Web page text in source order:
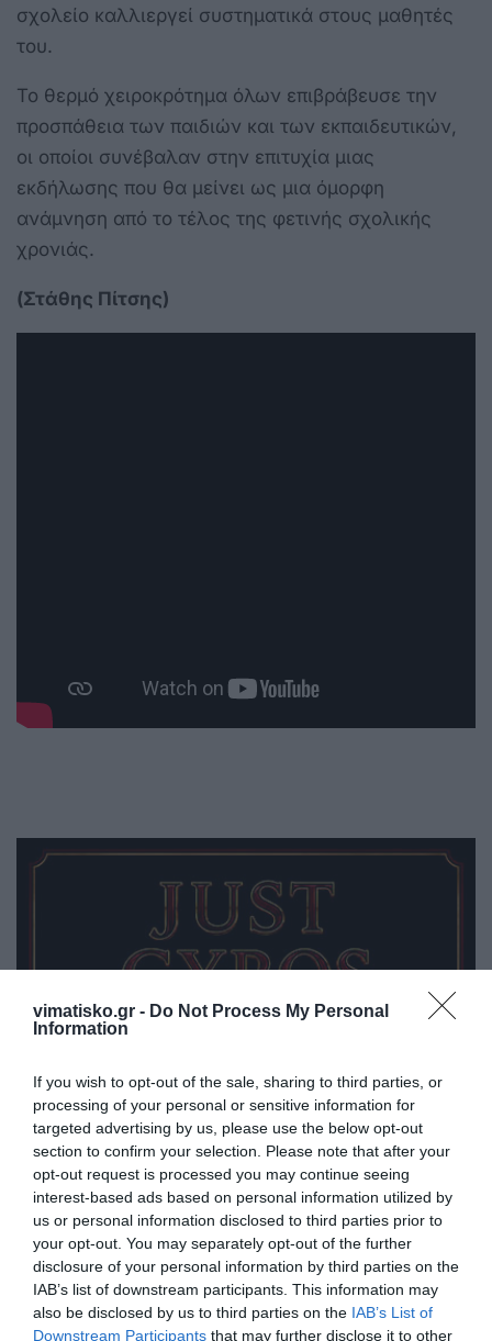
vimatisko.gr - Do Not Process My Personal
Information
If you wish to opt-out of the sale, sharing to third parties, or
processing of your personal or sensitive information for
targeted advertising by us, please use the below opt-out
section to confirm your selection. Please note that after your
opt-out request is processed you may continue seeing
interest-based ads based on personal information utilized by
us or personal information disclosed to third parties prior to
your opt-out. You may separately opt-out of the further
disclosure of your personal information by third parties on the
IAB’s list of downstream participants. This information may
also be disclosed by us to third parties on the IAB’s List of
Downstream Participants that may further disclose it to other
σχολείο καλλιεργεί συστηματικά στους μαθητές
του.
Το θερμό χειροκρότημα όλων επιβράβευσε την
προσπάθεια των παιδιών και των εκπαιδευτικών,
οι οποίοι συνέβαλαν στην επιτυχία μιας
εκδήλωσης που θα μείνει ως μια όμορφη
ανάμνηση από το τέλος της φετινής σχολικής
χρονιάς.
(Στάθης Πίτσης)